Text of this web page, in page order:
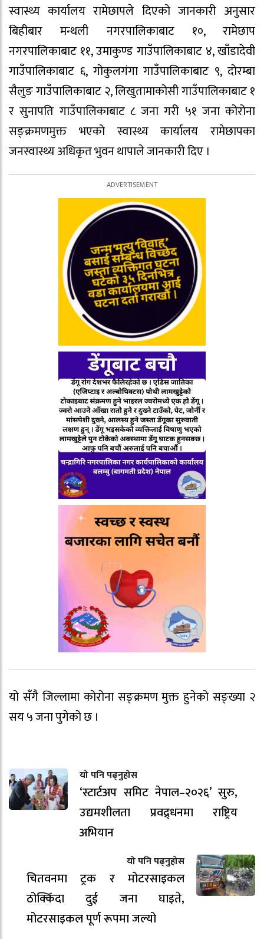
स्वास्थ्य कार्यालय रामेछापले दिएको जानकारी अनुसार
बिहीबार मन्थली नगरपालिकाबाट १०, रामेछाप
नगरपालिकाबाट ११, उमाकुण्ड गाउँपालिकाबाट ४, खाँडादेवी
गाउँपालिकाबाट ६, गोकुलगंगा गाउँपालिकाबाट ९, दोरम्बा
सैलुङ गाउँपालिकाबाट २, लिखुतामाकोसी गाउँपालिकाबाट १
र सुनापति गाउँपालिकाबाट ८ जना गरी ५१ जना कोरोना
सङ्क्रमणमुक्त भएको स्वास्थ्य कार्यालय रामेछापका
जनस्वास्थ्य अधिकृत भुवन थापाले जानकारी दिए ।
यो सँगै जिल्लामा कोरोना सङ्क्रमण मुक्त हुनेको सङ्ख्या २
सय ५ जना पुगेको छ ।
यो पनि पढ्नुहोस
‘स्टार्टअप समिट नेपाल–२०२६’ सुरु,
उद्यमशीलता प्रवद्र्धनमा राष्ट्रिय
अभियान
यो पनि पढ्नुहोस
चितवनमा ट्रक र मोटरसाइकल
ठोक्किँदा दुई जना घाइते,
मोटरसाइकल पूर्ण रूपमा जल्यो